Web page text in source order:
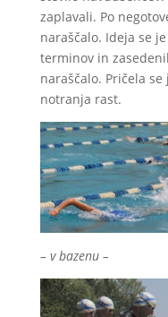
zaplavali. Po
naraščalo. Ideja se
terminov in
naraščalo. Pričela
notranja rast.
– v bazenu –